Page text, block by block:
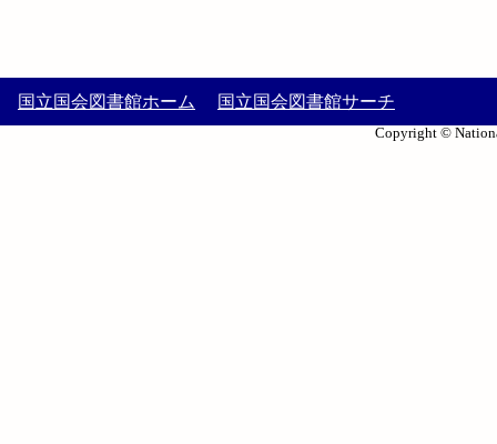
国立国会図書館ホーム 国立国会図書館サーチ
Copyright ©